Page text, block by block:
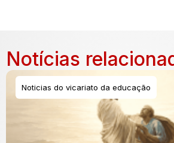
Notícias
Noticias do vicariato da educação